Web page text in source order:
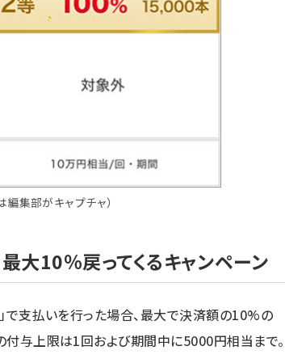
編集部がキャプチャ）
大10％戻ってくるキャンペーン
で支払いを行った場合、最大で決済額の10%の
付与上限は1回および期間中に5000円相当まで。